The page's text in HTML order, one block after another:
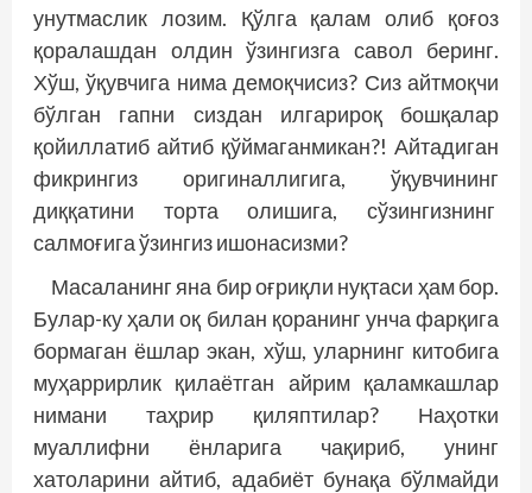
унутмаслик лозим. Қўлга қалам олиб қоғоз
қоралашдан олдин ўзингизга савол беринг.
Хўш, ўқувчига нима демоқчисиз? Сиз айтмоқчи
бўлган гапни сиздан илгарироқ бошқалар
қойиллатиб айтиб қўймаганмикан?! Айтадиган
фикрингиз оригиналлигига, ўқувчининг
диққатини торта олишига, сўзингизнинг
салмоғига ўзингиз ишонасизми?
Масаланинг яна бир оғриқли нуқтаси ҳам бор.
Булар-ку ҳали оқ билан қоранинг унча фарқига
бормаган ёшлар экан, хўш, уларнинг китобига
муҳаррирлик қилаётган айрим қаламкашлар
нимани таҳрир қиляптилар? Наҳотки
муаллифни ёнларига чақириб, унинг
хатоларини айтиб, адабиёт бунақа бўлмайди